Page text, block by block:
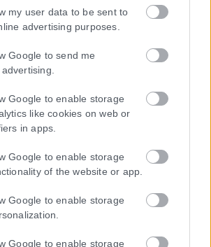
my user data to be sent to
advertising purposes.
Google to send me
Google to enable storage
like cookies on web or
in apps.
Google to enable storage
of the website or app.
Google to enable storage
Google to enable storage
“POLITICAL MEDIA GROUP A.E.” και κατ’
που κατέχει αυτή “www.karfitsa.gr”
Σύσταση (ΕΕ) 2018/334 της Επιτροπής της
με τα μέτρα για την αποτελεσματική
περιεχομένου στο διαδίκτυο (L 63).
262048
ΣΗΜΕΡΑ